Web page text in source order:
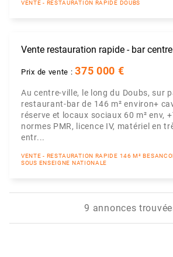
VENTE - RESTAURATION RAPIDE DOUBS
Vente restauration rapide - bar
Prix de vente :375 000 €
Au centre-ville, le long du Doubs, sur
restaurant-bar de 146 m² environ+
réserve et locaux sociaux 60 m² env,
normes PMR, licence IV, matériel en
entr...
VENTE - RESTAURATION RAPIDE 146 M²
SOUS ENSEIGNE NATIONALE
9 annonces